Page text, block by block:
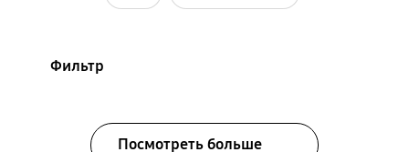
Фильтр
Посмотреть больше